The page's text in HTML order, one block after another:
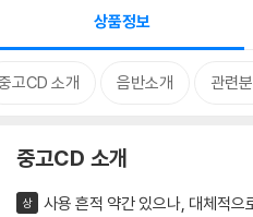
상품정보
고CD 소개 음반소개 관련
중고CD 소개
상 사용 흔적 약간 있으나, 대체적으